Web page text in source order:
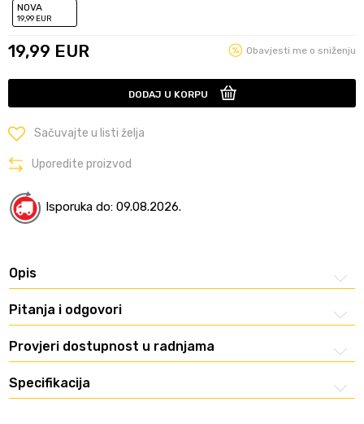
NOVA
19,99 EUR
19,99 EUR Obavjesti me o sniženju
DODAJ U KORPU
Sačuvajte u listi želja
Uporedite proizvod
Isporuka do: 09.08.2026.
Opis
Pitanja i odgovori
Provjeri dostupnost u radnjama
Specifikacija